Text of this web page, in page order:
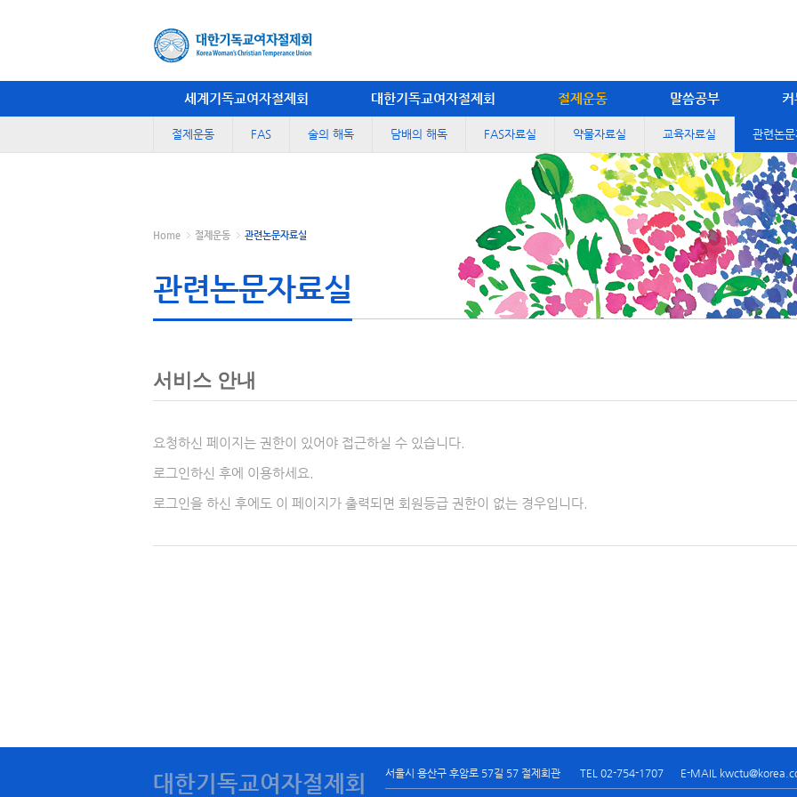
세계기독교여자절제회 대한기독교여자절제회 절제운동 말씀공부
절제운동 FAS 술의 해독 담배의 해독 FAS자료실 약물자료실 교육자료실 관련논
Home 절제운동 관련논문자료실
관련논문자료실
서비스 안내
요청하신 페이지는 권한이 있어야 접근하실 수 있습니다.
로그인하신 후에 이용하세요.
로그인을 하신 후에도 이 페이지가 출력되면 회원등급 권한이 없는 경우입니다.
대한기독교여자절제회 서울시 용산구 후암로 57길 57 절제회관 TEL 02-754-1707 E-MAIL